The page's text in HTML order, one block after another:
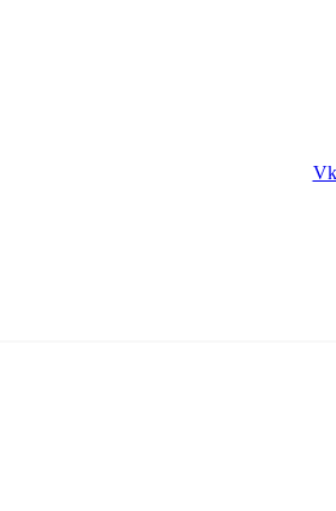
Vk